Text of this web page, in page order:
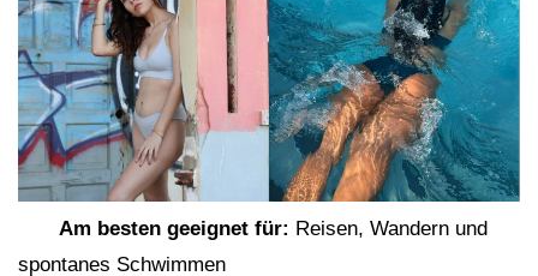
Am besten geeignet für: Reisen, Wandern und
spontanes Schwimmen